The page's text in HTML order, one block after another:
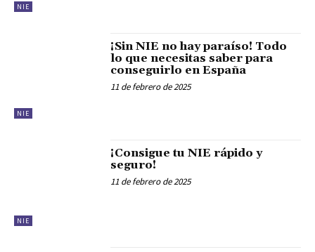
NIE
NIE
¡Sin NIE no hay paraíso! Todo
lo que necesitas saber para
conseguirlo en España
11 de febrero de 2025
NIE
¡Consigue tu NIE rápido y
seguro!
11 de febrero de 2025